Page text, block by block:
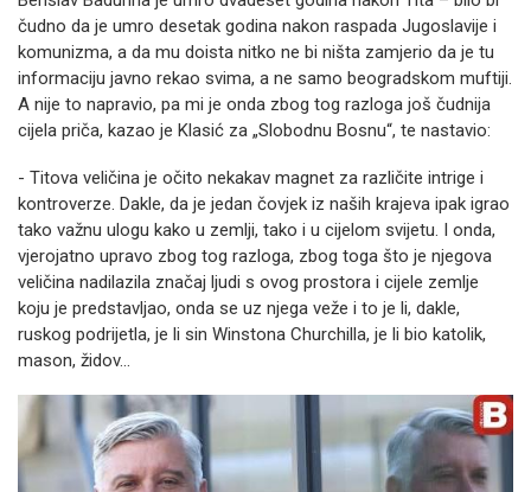
čudno da je umro desetak godina nakon raspada Jugoslavije i
komunizma, a da mu doista nitko ne bi ništa zamjerio da je tu
informaciju javno rekao svima, a ne samo beogradskom muftiji.
A nije to napravio, pa mi je onda zbog tog razloga još čudnija
cijela priča, kazao je Klasić za „Slobodnu Bosnu“, te nastavio:
- Titova veličina je očito nekakav magnet za različite intrige i
kontroverze. Dakle, da je jedan čovjek iz naših krajeva ipak igrao
tako važnu ulogu kako u zemlji, tako i u cijelom svijetu. I onda,
vjerojatno upravo zbog tog razloga, zbog toga što je njegova
veličina nadilazila značaj ljudi s ovog prostora i cijele zemlje
koju je predstavljao, onda se uz njega veže i to je li, dakle,
ruskog podrijetla, je li sin Winstona Churchilla, je li bio katolik,
mason, židov...